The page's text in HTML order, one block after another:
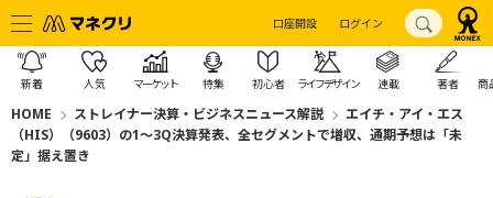
口座開設 ログイン
新着 人気 マーケット 特集 初心者 ライフデザイン 連載 著者 商
HOME ストレイナー決算・ビジネスニュース解説
エイチ・アイ・エス
（HIS）（9603）の1〜3Q決算発表、全セグメントで増収、通期予想は「未
定」据え置き